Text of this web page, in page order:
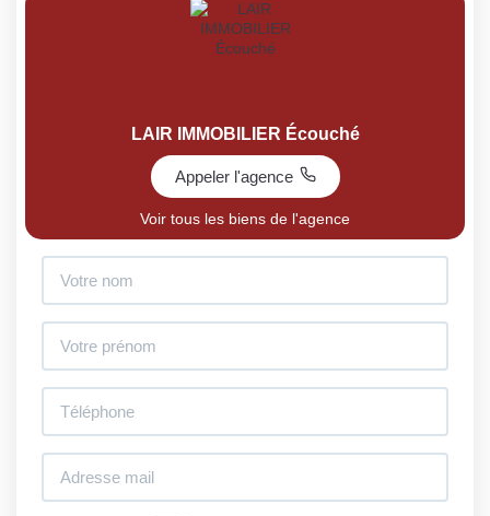
LAIR IMMOBILIER Écouché
Appeler l'agence
Voir tous les biens de l'agence